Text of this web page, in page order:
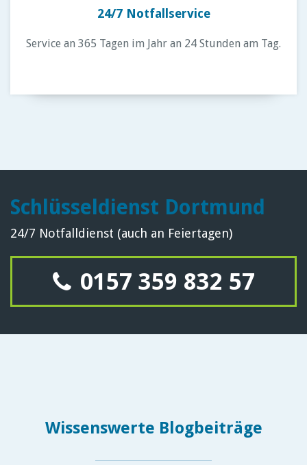
24/7 Notfallservice
Service an 365 Tagen im Jahr an 24 Stunden am Tag.
Schlüsseldienst Dortmund
24/7 Notfalldienst (auch an Feiertagen)
0157 359 832 57
Wissenswerte Blogbeiträge